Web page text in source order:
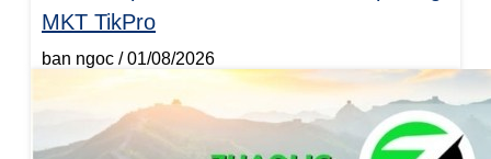
MKT TikPro
ban ngoc 01/08/2026